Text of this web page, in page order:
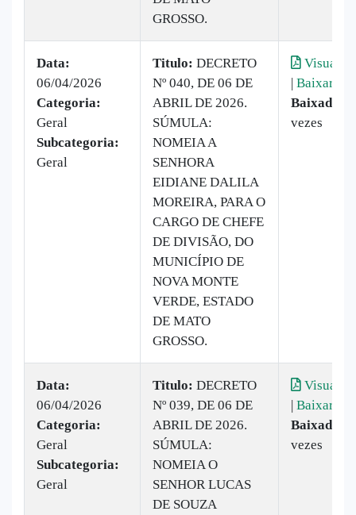
GROSSO.
Data:
06/04/2026
Categoria:
Geral
Subcategoria:
Geral
Titulo: DECRETO
Nº 040, DE 06 DE
ABRIL DE 2026.
SÚMULA:
NOMEIA A
SENHORA
EIDIANE DALILA
MOREIRA, PARA O
CARGO DE CHEFE
DE DIVISÃO, DO
MUNICÍPIO DE
NOVA MONTE
VERDE, ESTADO
DE MATO
GROSSO.
| Baixar
Baixado:
vezes
Data:
06/04/2026
Categoria:
Geral
Subcategoria:
Geral
Titulo: DECRETO
Nº 039, DE 06 DE
ABRIL DE 2026.
SÚMULA:
NOMEIA O
SENHOR LUCAS
DE SOUZA
| Baixar
Baixado:
vezes